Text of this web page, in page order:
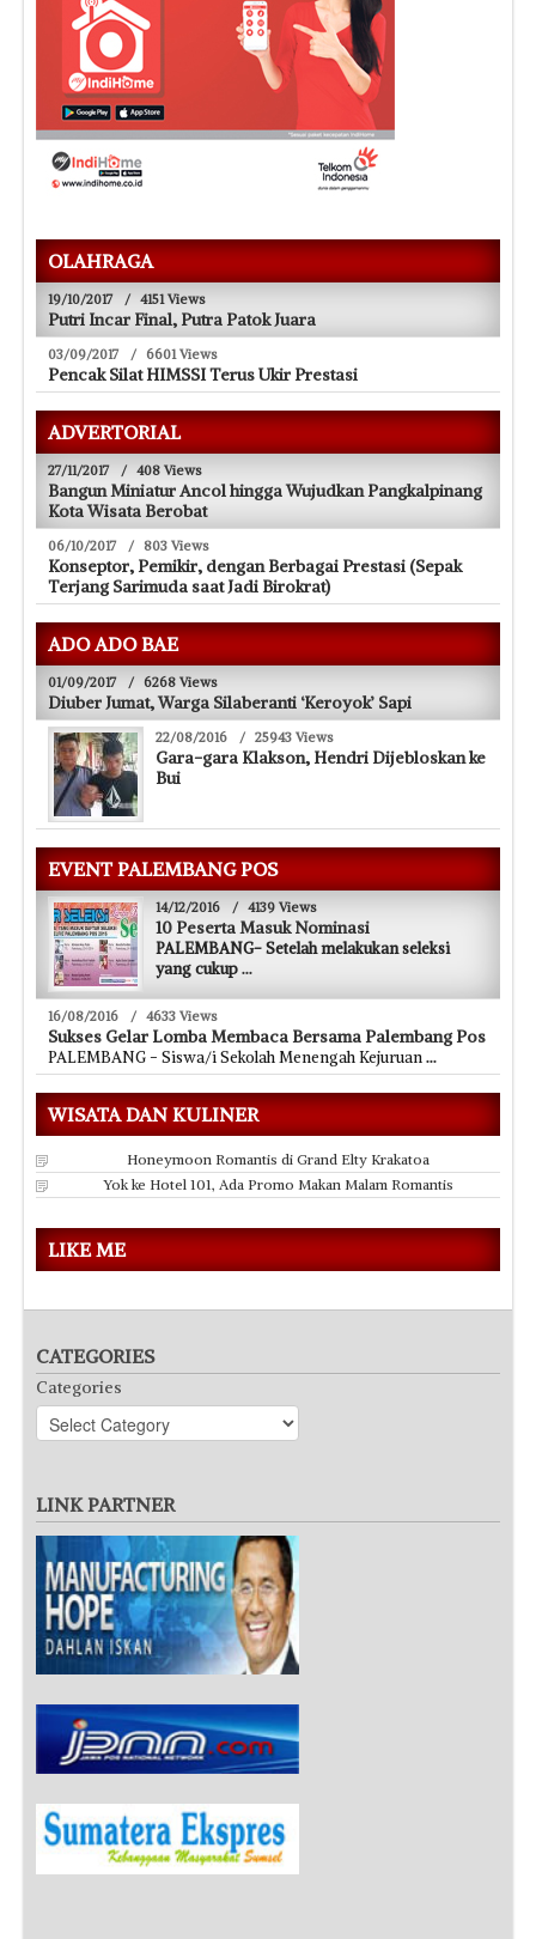
OLAHRAGA
19/10/2017 / 4151 Views
Putri Incar Final, Putra Patok Juara
03/09/2017 / 6601 Views
Pencak Silat HIMSSI Terus Ukir Prestasi
ADVERTORIAL
27/11/2017 / 408 Views
Bangun Miniatur Ancol hingga Wujudkan Pangkalpinang
Kota Wisata Berobat
06/10/2017 / 803 Views
Konseptor, Pemikir, dengan Berbagai Prestasi (Sepak
Terjang Sarimuda saat Jadi Birokrat)
ADO ADO BAE
01/09/2017 / 6268 Views
Diuber Jumat, Warga Silaberanti ‘Keroyok’ Sapi
22/08/2016 / 25943 Views
Gara-gara Klakson, Hendri Dijebloskan ke
Bui
EVENT PALEMBANG POS
14/12/2016 / 4139 Views
10 Peserta Masuk Nominasi
PALEMBANG- Setelah melakukan seleksi
yang cukup...
16/08/2016 / 4633 Views
Sukses Gelar Lomba Membaca Bersama Palembang Pos
PALEMBANG - Siswa/i Sekolah Menengah Kejuruan...
WISATA DAN KULINER
Honeymoon Romantis di Grand Elty Krakatoa
Yok ke Hotel 101, Ada Promo Makan Malam Romantis
LIKE ME
CATEGORIES
Categories
LINK PARTNER